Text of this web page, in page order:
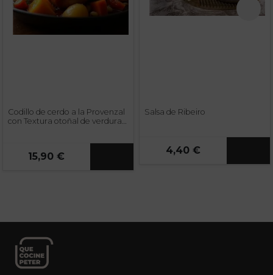
Codillo de cerdo a la Provenzal
con Textura otoñal de verduras
15,90 €
Salsa de Ribeiro
4,40 €